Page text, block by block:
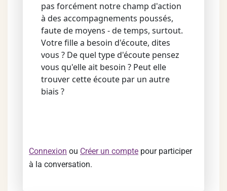
pas forcément notre champ d'action
à des accompagnements poussés,
faute de moyens - de temps, surtout.
Votre fille a besoin d'écoute, dites
vous ? De quel type d'écoute pensez
vous qu'elle ait besoin ? Peut elle
trouver cette écoute par un autre
biais ?
Connexion ou Créer un compte pour participer
à la conversation.